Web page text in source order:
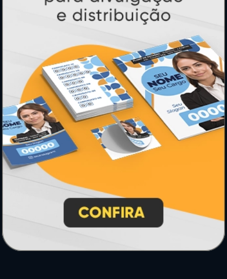
* Pagamento com cartão de crédito terá valor adicional.
** Pagamentos a prazo poderão ter acréscimo.
*** Nota fiscal sujeita a emissão de acordo com prestador de
serviço, conforme legislação pertinente.
PARTICIPE
SEGURANÇA